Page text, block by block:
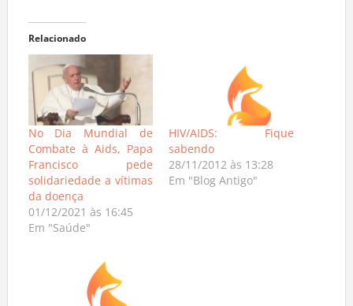
Relacionado
No Dia Mundial de
Combate à Aids, Papa
Francisco pede
solidariedade a vítimas
da doença
01/12/2021 às 16:45
Em "Saúde"
HIV/AIDS: Fique
sabendo
28/11/2012 às 13:28
Em "Blog Antigo"